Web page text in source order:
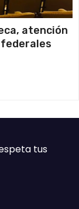
atención
tus